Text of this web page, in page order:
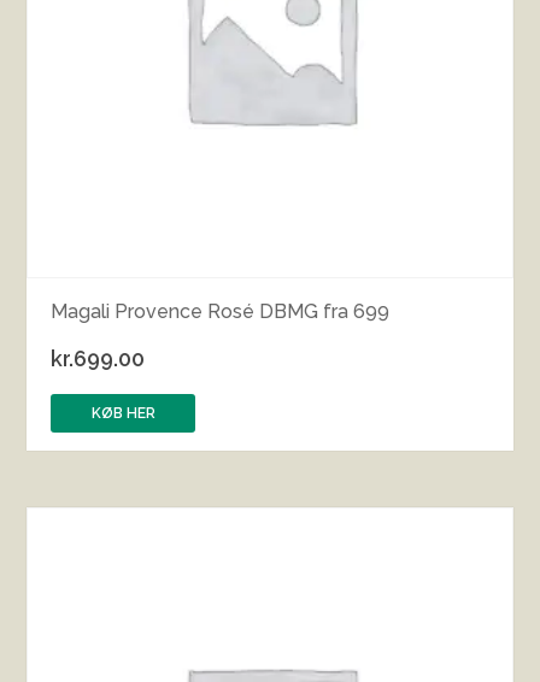
Magali Provence Rosé DBMG fra 699
kr.699.00
KØB HER